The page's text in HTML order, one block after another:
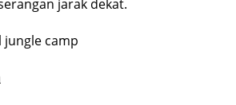
jarak dekat.